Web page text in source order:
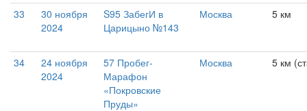
33
30 ноября
2024
S95 ЗабегИ в
Царицыно №143
Москва 5 км
34
24 ноября
2024
57 Пробег-
Марафон
«Покровские
Пруды»
Москва 5 км